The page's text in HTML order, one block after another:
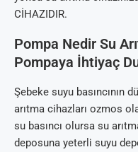
CİHAZIDIR.
Pompa Nedir Su
Pompaya İhtiyaç
Şebeke suyu basıncının
arıtma cihazları ozmos
su basıncı olursa su
deposuna yeterli suyu